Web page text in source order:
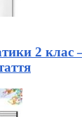
2 клас